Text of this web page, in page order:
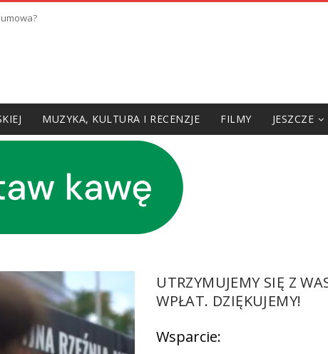
MUZYKA, KULTURA I RECENZJE FILMY JESZCZE
UTRZYMUJEMY SIĘ Z
WPŁAT. DZIĘKUJEMY!
Wsparcie: